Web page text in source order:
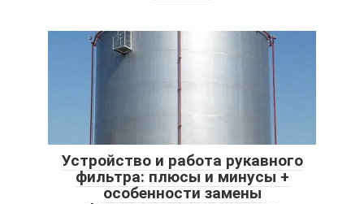
Устройство и работа рукавного
фильтра: плюсы и минусы +
особенности замены